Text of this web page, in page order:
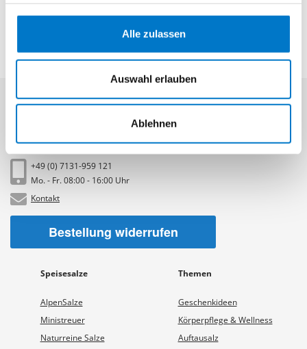
Hier geht es zu unserDatenschutzerklärungund dem
Alle zulassen
Auswahl erlauben
Ablehnen
+49 (0) 7131-959 121
Mo. - Fr. 08:00 - 16:00 Uhr
Kontakt
Bestellung widerrufen
Speisesalze
AlpenSalze
Ministreuer
Naturreine Salze
Themen
Geschenkideen
Körperpflege & Wellness
Auftausalz